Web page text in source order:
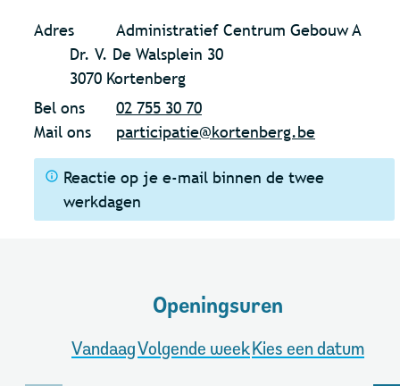
Adres
Administratief Centrum Gebouw A
Dr. V. De Walsplein 30
,
3070 Kortenberg
Bel ons
02 755 30 70
Mail ons
participatie@kortenberg.be
Reactie op je e-mail binnen de twee
werkdagen
Openingsuren
VandaagVolgende weekKies een datum